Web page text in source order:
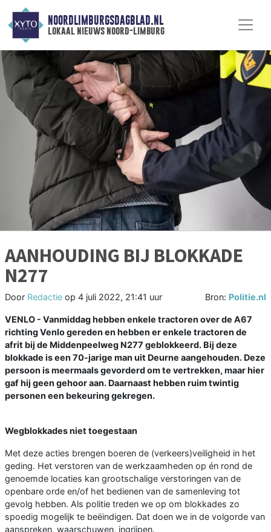
NOORDLIMBURGSDAGBLAD.NL
lokaal nieuws noord-limburg
AANHOUDING BIJ BLOKKADE
N277
Door Redactie op 4 juli 2022, 21:41 uur Bron: Politie.nl
VENLO - Vanmiddag hebben enkele tractoren over de A67
richting Venlo gereden en hebben er enkele tractoren de
afrit bij de Middenpeelweg N277 geblokkeerd. Bij deze
blokkade is een 70-jarige man uit Deurne aangehouden. Deze
persoon is meermaals gevorderd om te vertrekken, maar hier
gaf hij geen gehoor aan. Daarnaast hebben ruim twintig
personen een bekeuring gekregen.
Wegblokkades niet toegestaan
Met deze acties brengen boeren de (verkeers)veiligheid in het
geding. Het verstoren van de werkzaamheden op én rond de
genoemde locaties kan grootschalige verstoringen van de
openbare orde en/of het bedienen van de samenleving tot
gevolg hebben. Als politie treden we op om blokkades zo
spoedig mogelijk te beëindigen. Dat doen we in de volgorde van
aanspreken, waarschuwen, ingrijpen.